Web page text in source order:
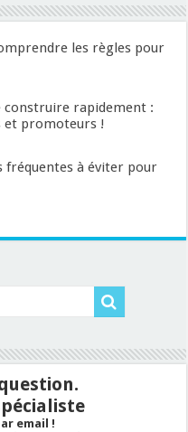
les règles pour
rapidement :
et promoteurs !
fréquentes à éviter pour
email !